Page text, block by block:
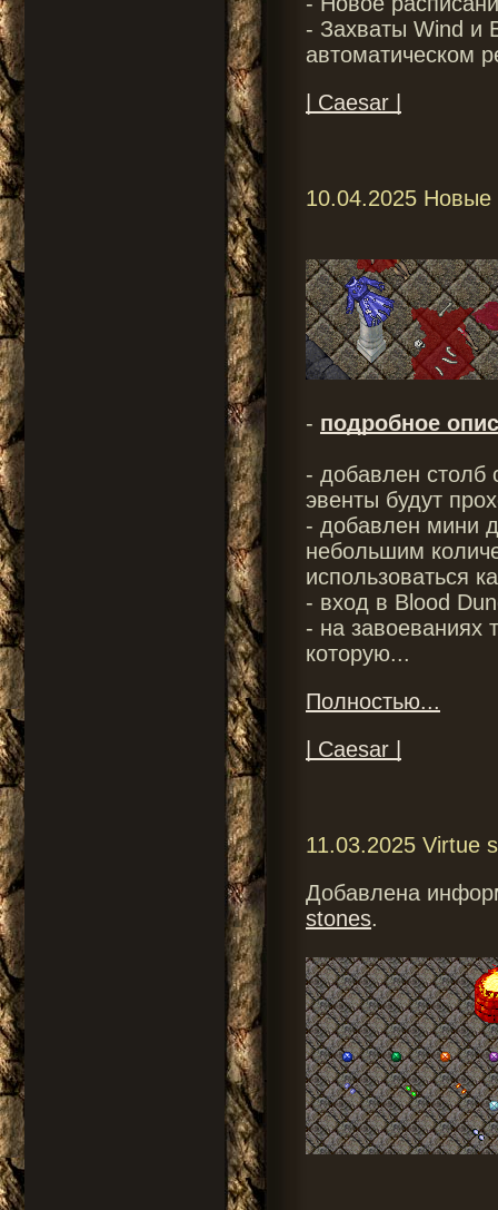
- Захваты Wind и
автоматическом
| Caesar |
10.04.2025 Новые
- подробное
- добавлен столб
эвенты будут
- добавлен мини
небольшим
использоваться
- вход в Blood
- на завоеваниях
которую...
Полностью...
| Caesar |
11.03.2025 Virtue
Добавлена
stones.